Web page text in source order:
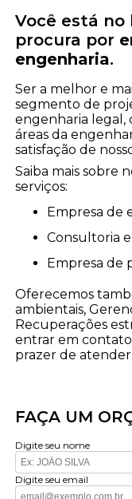
Você está no
procura por
engenharia.
Ser a melhor e
segmento de
engenharia legal,
áreas da
satisfação de
Saiba mais sobre
serviços:
empresa de
consultoria
empresa
Oferecemos
ambientais,
Recuperações
entrar em contato
prazer de
FAÇA UM
Digite seu nome
Digite seu email